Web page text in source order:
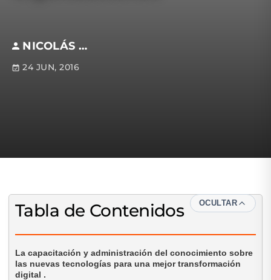
NICOLÁS GALLEGOS
24 JUN, 2016
Tabla de Contenidos OCULTAR
La capacitación y administración del conocimiento sobre
las nuevas tecnologías para una mejor transformación
digital .